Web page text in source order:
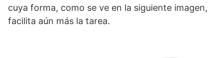
cuya forma, como se ve en la siguiente imagen,
facilita aún más la tarea.